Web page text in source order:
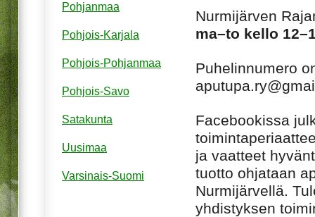
Nurmijärven
ma–to kello
Puhelinnumero
Facebookissa
ja vaatteet
tuotto ohjataan
Nurmijärvellä.
yhdistyksen
Pohjanmaa
Pohjois-Karjala
Pohjois-Pohjanmaa
Pohjois-Savo
Satakunta
Uusimaa
Varsinais-Suomi